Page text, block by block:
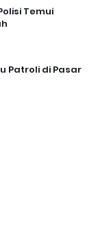
Temui
Patroli di Pasar